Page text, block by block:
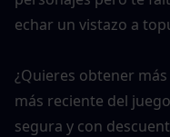
echar un vistazo a
¿Quieres obtener
más reciente del
segura y con